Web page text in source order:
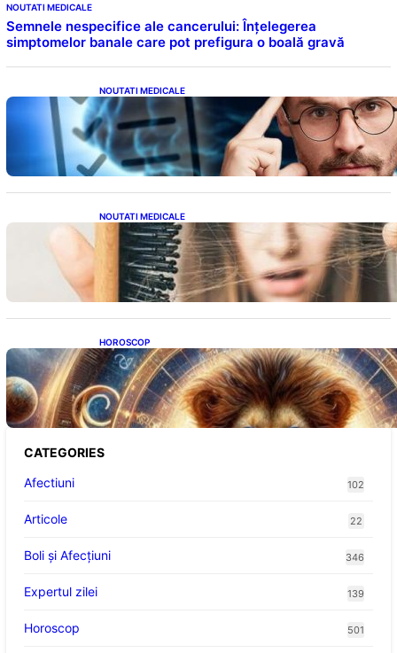
NOUTATI MEDICALE
Semnele nespecifice ale cancerului: Înțelegerea
simptomelor banale care pot prefigura o boală gravă
NOUTATI MEDICALE
Inteligența dincolo de note: Semnele unui IQ
ridicat care nu țin de școală
NOUTATI MEDICALE
Semnele unei deficiențe de proteine:
Impactul asupra sănătății tale
HOROSCOP
Portalul Leului 8/8: Oportunități de
Abundență pentru Cinci Zodii în 2026
CATEGORIES
Afectiuni
102
Articole 22
Boli și Afecțiuni 346
Expertul zilei 139
Horoscop 501